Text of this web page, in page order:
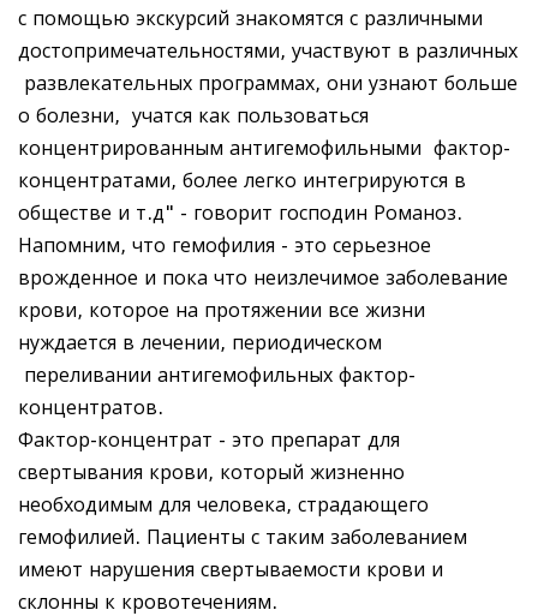
с помощью экскурсий знакомятся с различными
достопримечательностями, участвуют в различных
развлекательных программах, они узнают больше
о болезни, учатся как пользоваться
концентрированным антигемофильными фактор-
концентратами, более легко интегрируются в
обществе и т.д" - говорит господин Романоз.
Напомним, что гемофилия - это серьезное
врожденное и пока что неизлечимое заболевание
крови, которое на протяжении все жизни
нуждается в лечении, периодическом
переливании антигемофильных фактор-
концентратов.
Фактор-концентрат - это препарат для
свертывания крови, который жизненно
необходимым для человека, страдающего
гемофилией. Пациенты с таким заболеванием
имеют нарушения свертываемости крови и
склонны к кровотечениям.